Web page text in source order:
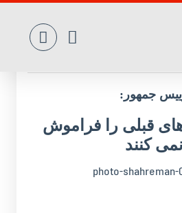
را فراموش نمی کنند
جمهور:
قبلی را فراموش
نمی کنند